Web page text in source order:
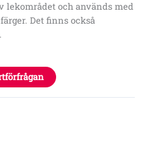
lekområdet och används med
Det finns också